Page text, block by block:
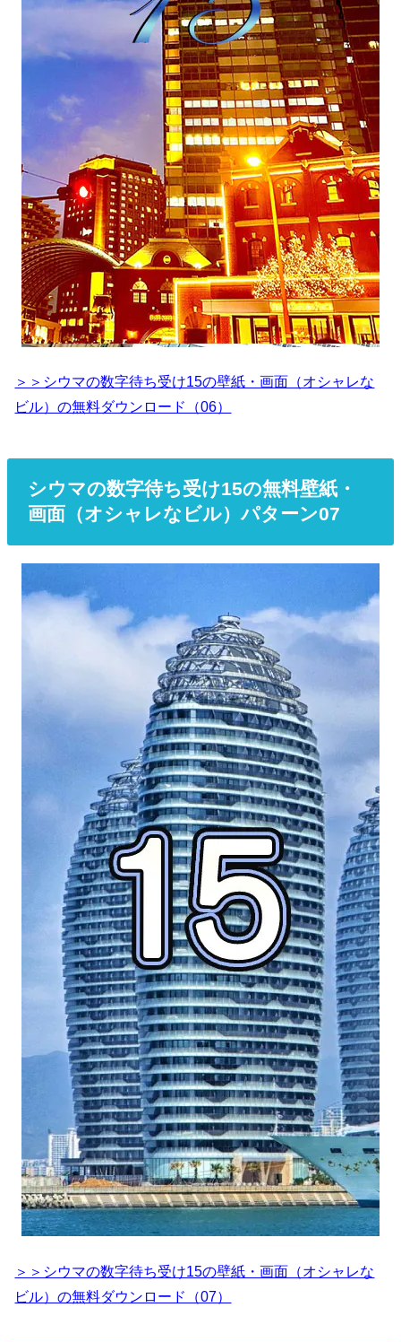
＞＞シウマの数字待ち受け15の壁紙・画面（オシャレな
ビル）の無料ダウンロード（06）
シウマの数字待ち受け15の無料壁紙・
画面（オシャレなビル）パターン07
＞＞シウマの数字待ち受け15の壁紙・画面（オシャレな
ビル）の無料ダウンロード（07）